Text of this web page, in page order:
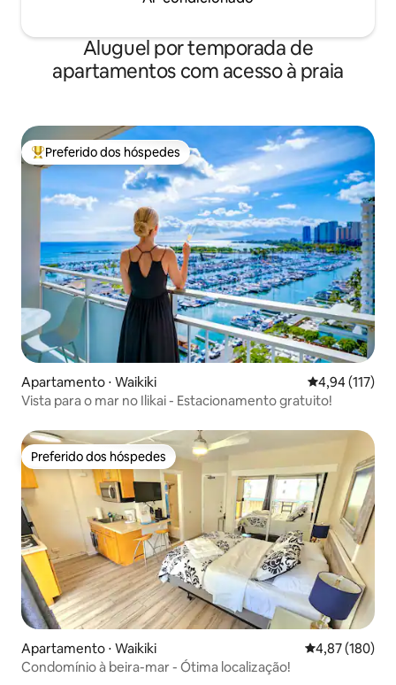
Aluguel por temporada de
apartamentos com acesso à praia
Entre os melhores preferidos dos hóspedes
Preferido dos hóspedes
Apartamento ⋅ Waikiki 4,94 de uma
4,94 (117)
Vista para o mar no Ilikai - Estacionamento gratuito!
Preferido dos hóspedes
Preferido dos hóspedes
Apartamento ⋅ Waikiki 4,87 de uma
4,87 (180)
Condomínio à beira-mar - Ótima localização!